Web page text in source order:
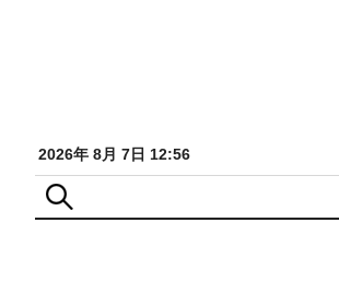
2026年 8月 7日 12:56